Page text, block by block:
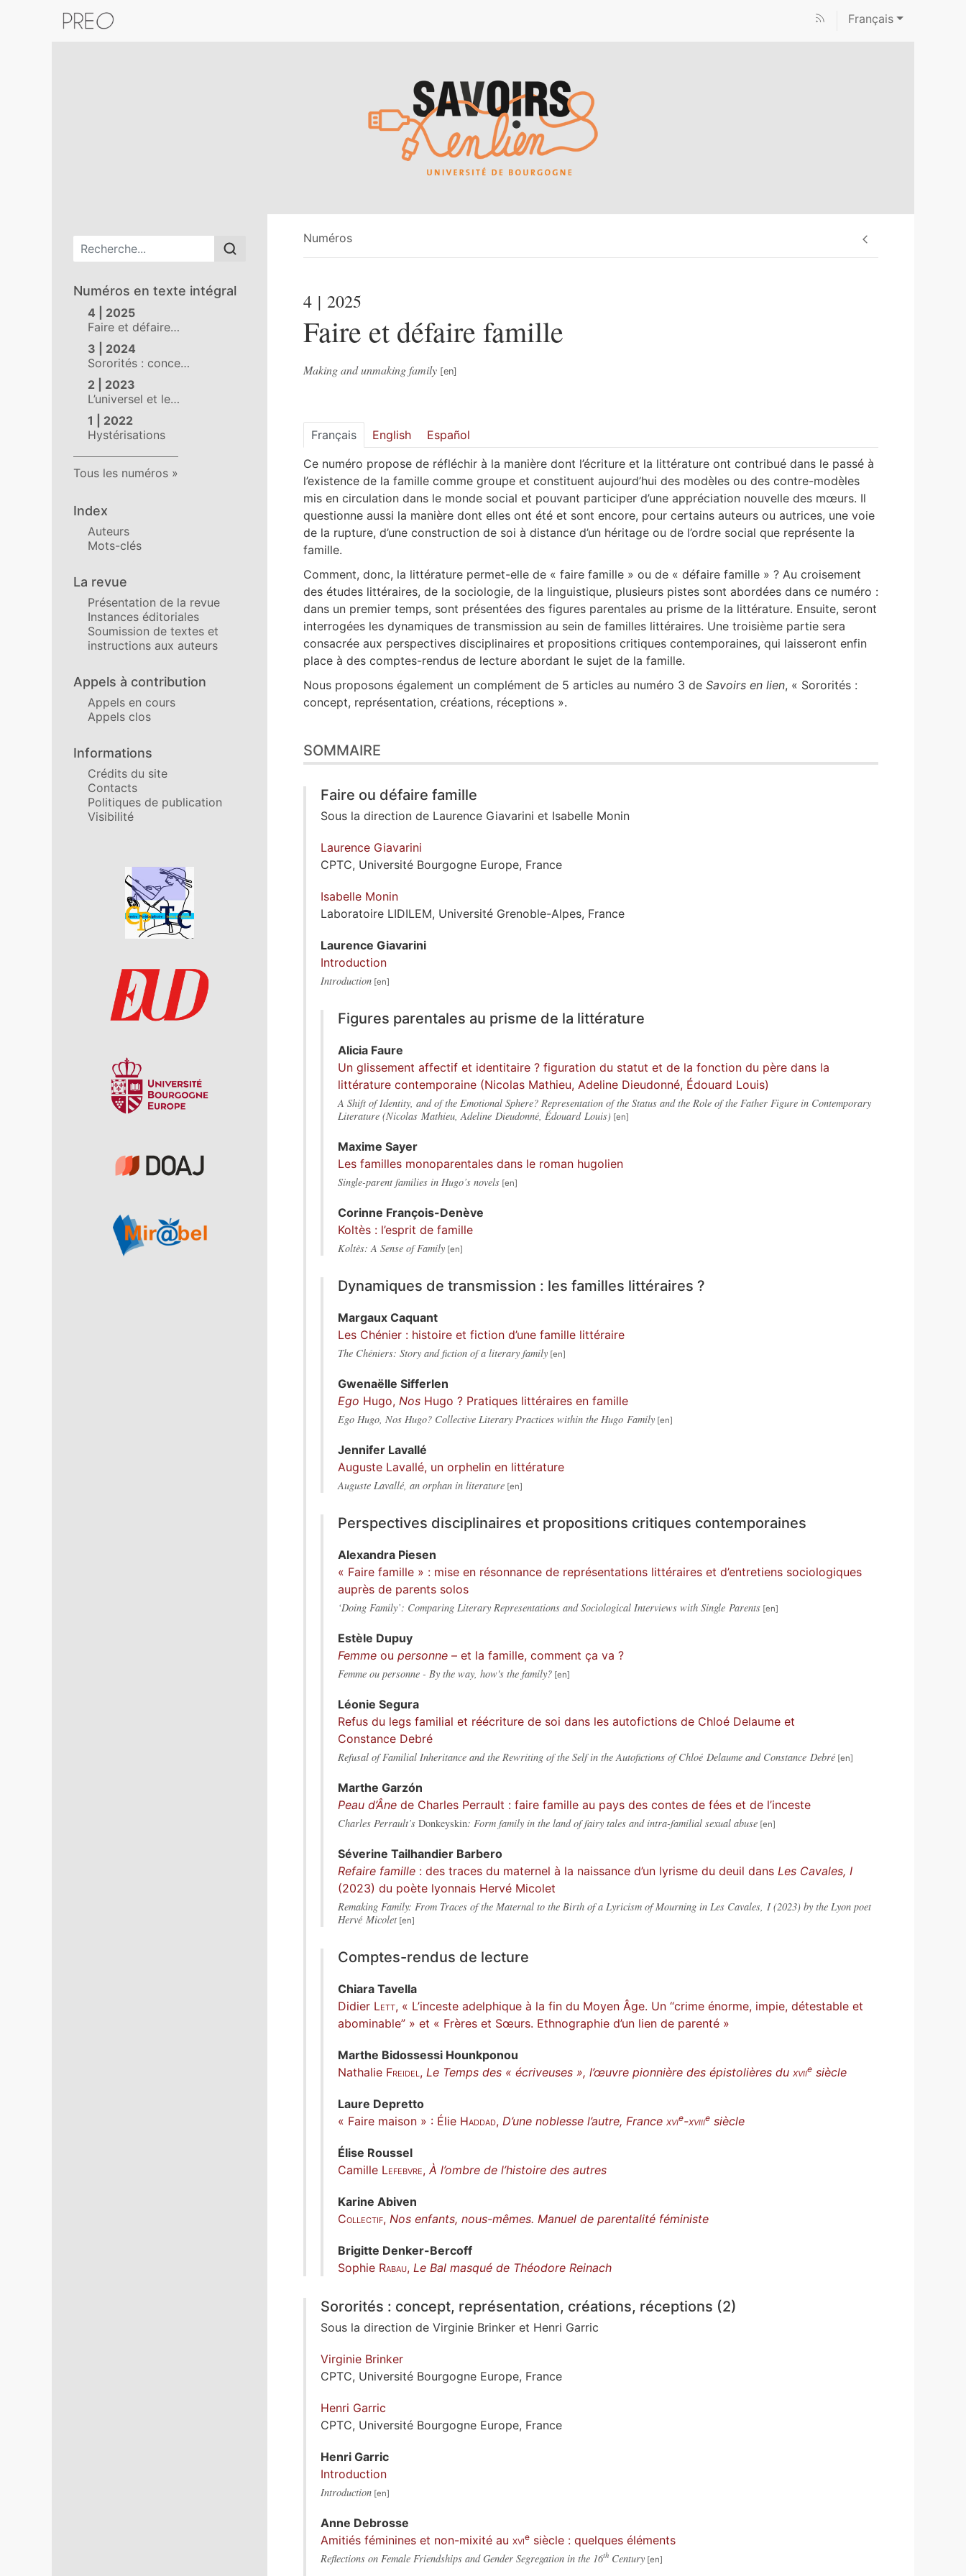
Français
Menu principal
Numéros en texte intégral
4 | 2025
Faire et défaire…
3 | 2024
Sororités : conce…
2 | 2023
L’universel et le…
1 | 2022
Hystérisations
Tous les numéros
Index
Auteurs
Mots-clés
La revue
Présentation de la revue
Instances éditoriales
Soumission de textes et
instructions aux auteurs
Appels à contribution
Appels en cours
Appels clos
Informations
Crédits du site
Contacts
Politiques de publication
Visibilité
Affiliations/partenaires
Numéros
4 | 2025
Faire et défaire famille
Making and unmaking family
Français English
Español
Ce numéro propose de réfléchir à la manière dont l’écriture et la littérature ont contribué dans le passé à
l’existence de la famille comme groupe et constituent aujourd’hui des modèles ou des contre-modèles
mis en circulation dans le monde social et pouvant participer d’une appréciation nouvelle des mœurs. Il
questionne aussi la manière dont elles ont été et sont encore, pour certains auteurs ou autrices, une voie
de la rupture, d’une construction de soi à distance d’un héritage ou de l’ordre social que représente la
famille.
Comment, donc, la littérature permet-elle de « faire famille » ou de « défaire famille » ? Au croisement
des études littéraires, de la sociologie, de la linguistique, plusieurs pistes sont abordées dans ce numéro :
dans un premier temps, sont présentées des figures parentales au prisme de la littérature. Ensuite, seront
interrogées les dynamiques de transmission au sein de familles littéraires. Une troisième partie sera
consacrée aux perspectives disciplinaires et propositions critiques contemporaines, qui laisseront enfin
place à des comptes-rendus de lecture abordant le sujet de la famille.
Nous proposons également un complément de 5 articles au numéro 3 de Savoirs en lien, « Sororités :
concept, représentation, créations, réceptions ».
SOMMAIRE
Faire ou défaire famille
Sous la direction de Laurence Giavarini et Isabelle Monin
Laurence Giavarini
CPTC, Université Bourgogne Europe, France
Isabelle Monin
Laboratoire LIDILEM, Université Grenoble-Alpes, France
Laurence Giavarini
Introduction
Introduction
Figures parentales au prisme de la littérature
Alicia Faure
Un glissement affectif et identitaire ? figuration du statut et de la fonction du père dans la
littérature contemporaine (Nicolas Mathieu, Adeline Dieudonné, Édouard Louis)
A Shift of Identity, and of the Emotional Sphere? Representation of the Status and the Role of the Father Figure in Contemporary
Literature (Nicolas Mathieu, Adeline Dieudonné, Édouard Louis)
Maxime Sayer
Les familles monoparentales dans le roman hugolien
Single-parent families in Hugo’s novels
Corinne François-Denève
Koltès : l’esprit de famille
Koltès: A Sense of Family
Dynamiques de transmission : les familles littéraires ?
Margaux Caquant
Les Chénier : histoire et fiction d’une famille littéraire
The Chéniers: Story and fiction of a literary family
Gwenaëlle Sifferlen
Ego Hugo, Nos Hugo ? Pratiques littéraires en famille
Ego Hugo, Nos Hugo? Collective Literary Practices within the Hugo Family
Jennifer Lavallé
Auguste Lavallé, un orphelin en littérature
Auguste Lavallé, an orphan in literature
Perspectives disciplinaires et propositions critiques contemporaines
Alexandra Piesen
« Faire famille » : mise en résonnance de représentations littéraires et d’entretiens sociologiques
auprès de parents solos
‘Doing Family’: Comparing Literary Representations and Sociological Interviews with Single Parents
Estèle Dupuy
Femme ou personne – et la famille, comment ça va ?
Femme ou personne - By the way, how's the family?
Léonie Segura
Refus du legs familial et réécriture de soi dans les autofictions de Chloé Delaume et
Constance Debré
Refusal of Familial Inheritance and the Rewriting of the Self in the Autofictions of Chloé Delaume and Constance Debré
Marthe Garzón
Peau d’Âne de Charles Perrault : faire famille au pays des contes de fées et de l’inceste
Charles Perrault’s Donkeyskin: Form family in the land of fairy tales and intra-familial sexual abuse
Séverine Tailhandier Barbero
Refaire famille : des traces du maternel à la naissance d’un lyrisme du deuil dans Les Cavales, I
(2023) du poète lyonnais Hervé Micolet
Remaking Family: From Traces of the Maternal to the Birth of a Lyricism of Mourning in Les Cavales, I (2023) by the Lyon poet
Hervé Micolet
Comptes-rendus de lecture
Chiara Tavella
Didier Lett, « L’inceste adelphique à la fin du Moyen Âge. Un “crime énorme, impie, détestable et
abominable” » et « Frères et Sœurs. Ethnographie d’un lien de parenté »
Marthe Bidossessi Hounkponou
Nathalie Freidel , Le Temps des « écriveuses », l’œuvre pionnière des épistolières du xviie siècle
Laure Depretto
« Faire maison » : Élie Haddad, D’une noblesse l’autre, France xvie-xviiie siècle
Élise Roussel
Camille Lefebvre, À l’ombre de l’histoire des autres
Karine Abiven
Collectif, Nos enfants, nous-mêmes. Manuel de parentalité féministe
Brigitte Denker-Bercoff
Sophie Rabau, Le Bal masqué de Théodore Reinach
Sororités : concept, représentation, créations, réceptions (2)
Sous la direction de Virginie Brinker et Henri Garric
Virginie Brinker
CPTC, Université Bourgogne Europe, France
Henri Garric
CPTC, Université Bourgogne Europe, France
Henri Garric
Introduction
Introduction
Anne Debrosse
Amitiés féminines et non-mixité au xvie siècle : quelques éléments
Reflections on Female Friendships and Gender Segregation in the 16th Century